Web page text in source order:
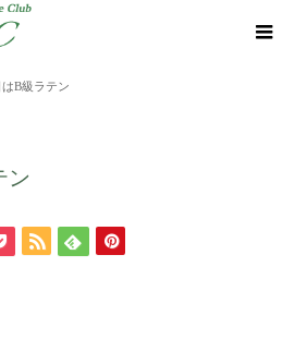
B級ラテン
ン